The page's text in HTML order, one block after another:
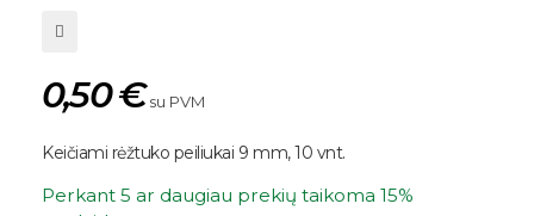
0,50€ su PVM
Keičiami rėžtuko peiliukai 9 mm, 10 vnt.
Perkant 5 ar daugiau prekių taikoma 15%